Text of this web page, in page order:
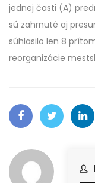
jednej časti (A)
sú zahrnuté aj
súhlasilo len 8
reorganizácie